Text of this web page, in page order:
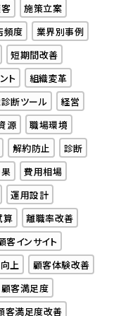
施策立案
頻度
業界別事例
短期間改善
ト
組織変革
断ツール
経営
源
職場環境
解約防止
診断
費用相場
運用設計
算
離職率改善
客インサイト
上
顧客体験改善
顧客満足度
客満足度改善